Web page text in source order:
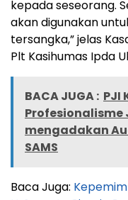
kepada seseorang.
akan digunakan
tersangka,” jelas
Plt Kasihumas Ipda
BACA JUGA : PJI
Profesionalisme
mengadakan
SAMS
Baca Juga: